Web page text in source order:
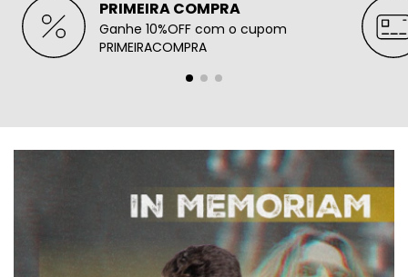
PRIMEIRA COMPRA
Ganhe 10%OFF com o cupom
PRIMEIRACOMPRA